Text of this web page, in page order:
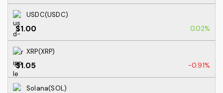
USDC(USDC)
$1.00 0.02%
XRP(XRP)
$1.05 -0.91%
Solana(SOL)